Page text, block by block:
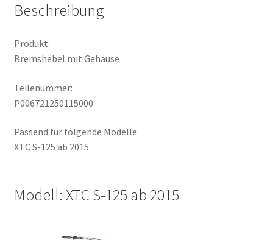
Beschreibung
Produkt:
Bremshebel mit Gehäuse
Teilenummer:
P006721250115000
Passend für folgende Modelle:
XTC S-125 ab 2015
Modell: XTC S-125 ab 2015